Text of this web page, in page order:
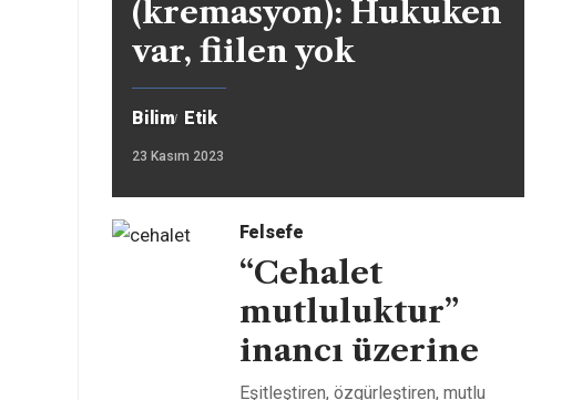
(kremasyon): Hukuken
var, fiilen yok
Bilim Etik
23 Kasım 2023
Felsefe
“Cehalet
mutluluktur”
inancı üzerine
Eşitleştiren, özgürleştiren, mutlu